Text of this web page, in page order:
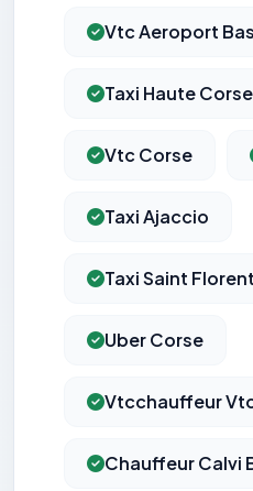
Vtc Aeroport
Taxi Haute Corse
Vtc Corse
Taxi Ajaccio
Taxi Saint Florent
Uber Corse
Vtcchauffeur
Chauffeur Calvi